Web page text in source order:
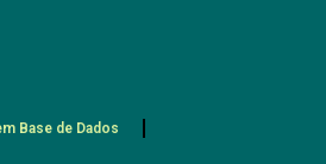
Base de Dados